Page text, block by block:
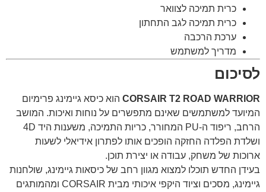
כרית תמיכה לצוואר
כרית תמיכה לגב התחתון
ערכת הרכבה
מדריך למשתמש
לסיכום
CORSAIR T2 ROAD WARRIOR הוא כיסא גיימינג פרימיום
המיועד למשתמשים שאינם מתפשרים על נוחות ואיכות. המושב
הרחב, ריפוד ה-PU המחורר, כריות התמיכה, משענות היד 4D
ושלדת הפלדה החזקה הופכים אותו לפתרון אידיאלי לשעות
ארוכות של משחק, עבודה או יצירת תוכן.
בעידן החדש תוכלו למצוא מגוון רחב של כיסאות גיימינג, שולחנות
גיימינג, מסכים וציוד היקפי איכותי מבית CORSAIR ומהמותגים